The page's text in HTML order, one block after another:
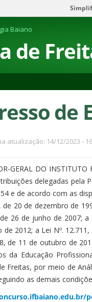
Baiano
de
de
atualização: 14/12/2023 -
GERAL DO
delegadas pela
e de acordo com as
de 20 de dezembro de
26 de junho de 2007;
de 2012; a Lei Nº.
de 11 de outubro de
da Educação
Freitas, por meio de
as demais